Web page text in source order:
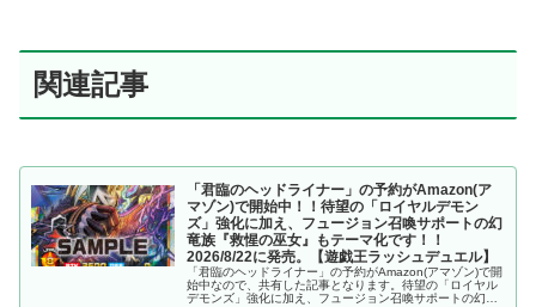
関連記事
「君臨のヘッドライナー」の予約がAmazon(ア
マゾン)で開始中！！待望の「ロイヤルデモン
ズ」強化に加え、フュージョン召喚サポートの幻
竜族『救惺の巫女』もテーマ化です！！
2026/8/22に発売。【遊戯王ラッシュデュエル】
「君臨のヘッドライナー」の予約がAmazon(アマゾン)で開
始中なので、共有した記事となります。待望の「ロイヤル
デモンズ」強化に加え、フュージョン召喚サポートの幻竜